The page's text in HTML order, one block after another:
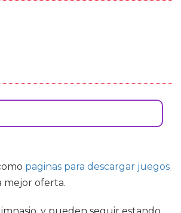
paginas para descargar juegos
mejor oferta.